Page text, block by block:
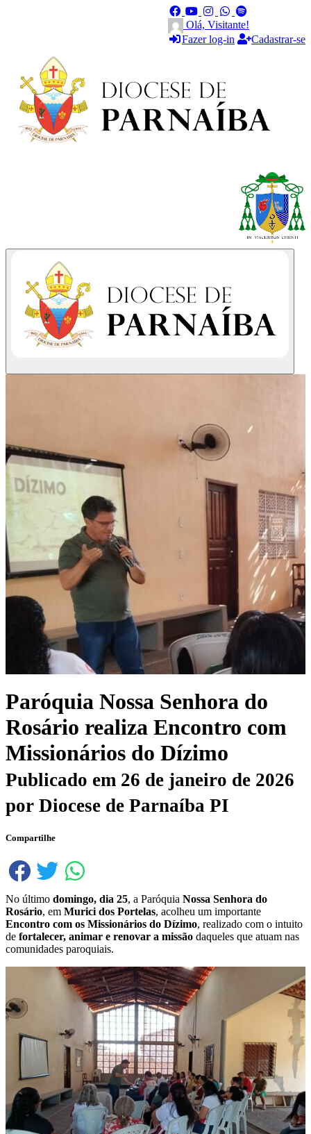
Olá, Visitante!
Fazer log-in
Cadastrar-se
Paróquia Nossa Senhora do
Rosário realiza Encontro com
Missionários do Dízimo
Publicado em 26 de janeiro de 2026
por Diocese de Parnaíba PI
Compartilhe
No último domingo, dia 25, a Paróquia Nossa Senhora do
Rosário, em Murici dos Portelas, acolheu um importante
Encontro com os Missionários do Dízimo, realizado com o intuito
de fortalecer, animar e renovar a missão daqueles que atuam nas
comunidades paroquiais.